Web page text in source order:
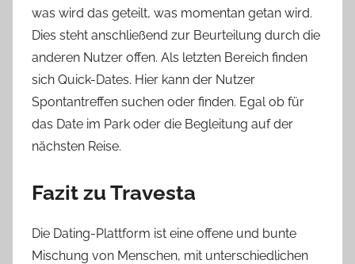
was wird das geteilt, was momentan getan wird.
Dies steht anschließend zur Beurteilung durch die
anderen Nutzer offen. Als letzten Bereich finden
sich Quick-Dates. Hier kann der Nutzer
Spontantreffen suchen oder finden. Egal ob für
das Date im Park oder die Begleitung auf der
nächsten Reise.
Fazit zu Travesta
Die Dating-Plattform ist eine offene und bunte
Mischung von Menschen, mit unterschiedlichen